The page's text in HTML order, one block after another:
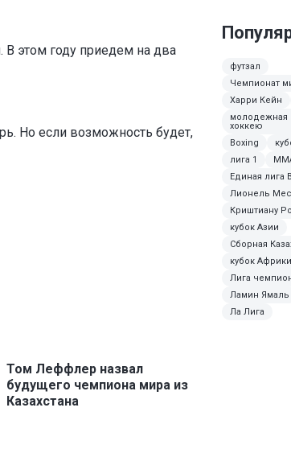
В этом году приедем на два
Но если возможность будет,
Том Леффлер назвал
будущего чемпиона мира из
Казахстана
футзал
Чемпионат
Харри Кейн
молодежная
хоккею
Boxing
лига 1
Единая лига
Лионель
Криштиану
кубок Азии
Сборная
кубок Африки
Лига
Ламин Ямаль
Ла Лига